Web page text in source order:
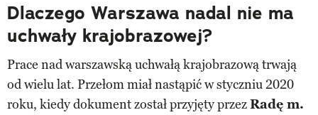
Dlaczego Warszawa nadal nie ma
uchwały krajobrazowej?
Prace nad warszawską uchwałą krajobrazową trwają
od wielu lat. Przełom miał nastąpić w styczniu 2020
roku, kiedy dokument został przyjęty przezRadę m.